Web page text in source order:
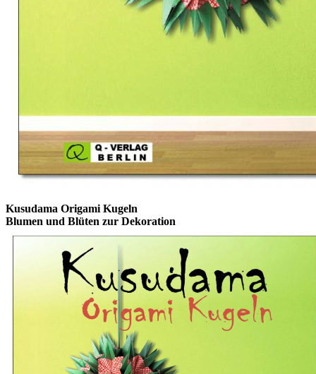
Kusudama Origami Kugeln
Blumen und Blüten zur Dekoration